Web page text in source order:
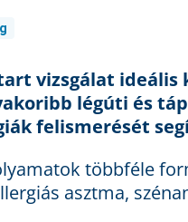
vizsgálat
légúti és
felismerését
többféle
asztma,